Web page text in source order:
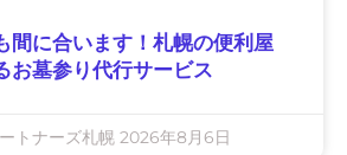
間に合います！札幌の便利屋
お墓参り代行サービス
トナーズ札幌 2026年8月6日